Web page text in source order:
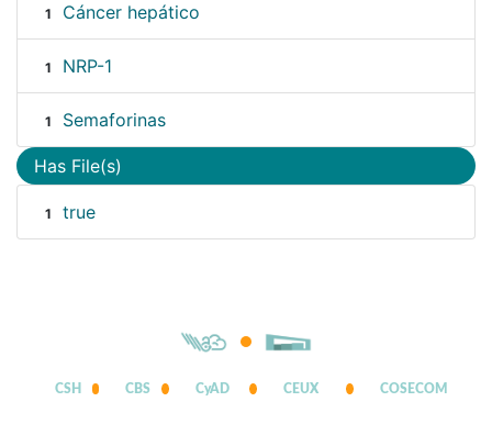
1 Cáncer hepático
1 NRP-1
1 Semaforinas
Has File(s)
1 true
CSH CBS CyAD CEUX COSECOM